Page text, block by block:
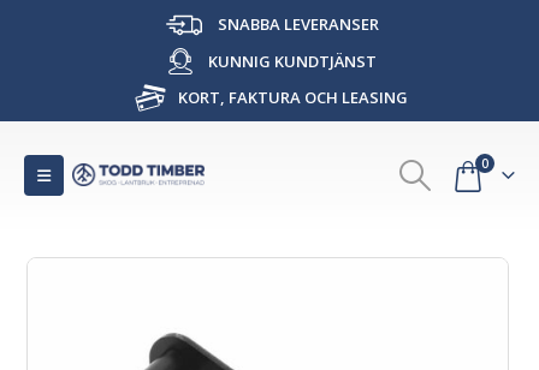
SNABBA LEVERANSER
KUNNIG KUNDTJÄNST
KORT, FAKTURA OCH LEASING
0